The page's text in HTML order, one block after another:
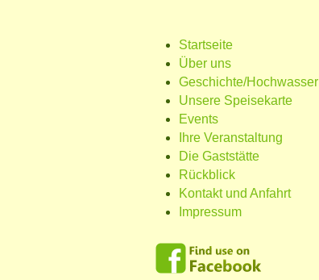
Startseite
Über uns
Geschichte/Hochwasser
Unsere Speisekarte
Events
Ihre Veranstaltung
Die Gaststätte
Rückblick
Kontakt und Anfahrt
Impressum